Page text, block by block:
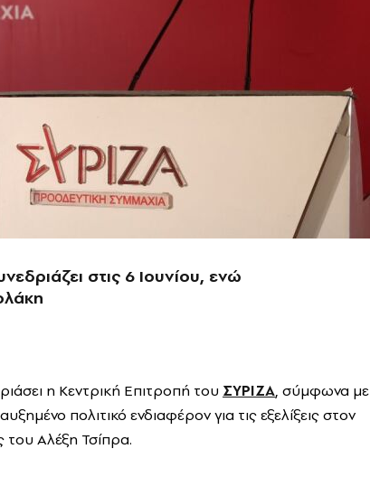
στις 6 Ιουνίου, ενώ
η Κεντρική Επιτροπή του ΣΥΡΙΖΑ, σύμφωνα με
πολιτικό ενδιαφέρον για τις εξελίξεις στον
του Αλέξη Τσίπρα.